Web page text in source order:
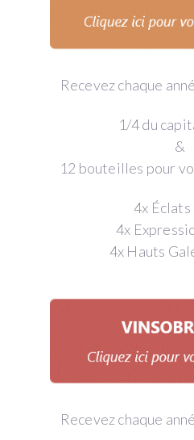
Recevez chaque
1/4 du
&
12 bouteilles pour
4x Éclats
4x
4x Hauts
Recevez chaque